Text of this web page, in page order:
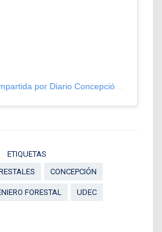
ETIQUETAS
CONCEPCIÓN
FORESTAL UDEC